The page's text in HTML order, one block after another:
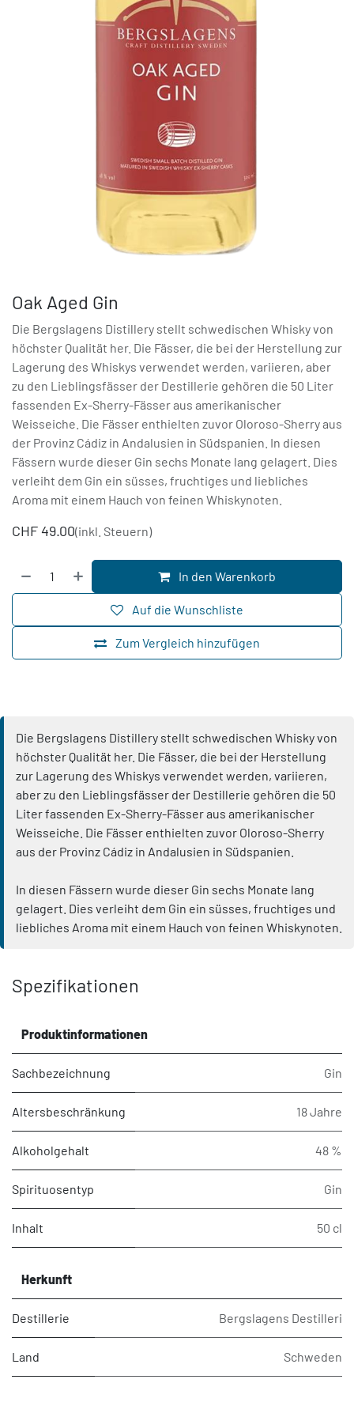
Oak Aged Gin
Die Bergslagens Distillery stellt schwedischen Whisky von
höchster Qualität her. Die Fässer, die bei der Herstellung zur
Lagerung des Whiskys verwendet werden, variieren, aber
zu den Lieblingsfässer der Destillerie gehören die 50 Liter
fassenden Ex-Sherry-Fässer aus amerikanischer
Weisseiche. Die Fässer enthielten zuvor Oloroso-Sherry aus
der Provinz Cádiz in Andalusien in Südspanien. In diesen
Fässern wurde dieser Gin sechs Monate lang gelagert. Dies
verleiht dem Gin ein süsses, fruchtiges und liebliches
Aroma mit einem Hauch von feinen Whiskynoten.
CHF 49.00(inkl. Steuern)
In den Warenkorb
Zum Vergleich hinzufügen
Auf die Wunschliste
Die Bergslagens Distillery stellt schwedischen Whisky von
höchster Qualität her. Die Fässer, die bei der Herstellung
zur Lagerung des Whiskys verwendet werden, variieren,
aber zu den Lieblingsfässer der Destillerie gehören die 50
Liter fassenden Ex-Sherry-Fässer aus amerikanischer
Weisseiche. Die Fässer enthielten zuvor Oloroso-Sherry
aus der Provinz Cádiz in Andalusien in Südspanien.
In diesen Fässern wurde dieser Gin sechs Monate lang
gelagert. Dies verleiht dem Gin ein süsses, fruchtiges und
liebliches Aroma mit einem Hauch von feinen Whiskynoten.
Spezifikationen
Produktinformationen
Sachbezeichnung Gin
Altersbeschränkung 18 Jahre
Alkoholgehalt 48 %
Spirituosentyp Gin
Inhalt 50 cl
Herkunft
Destillerie Bergslagens Destilleri
Land Schweden